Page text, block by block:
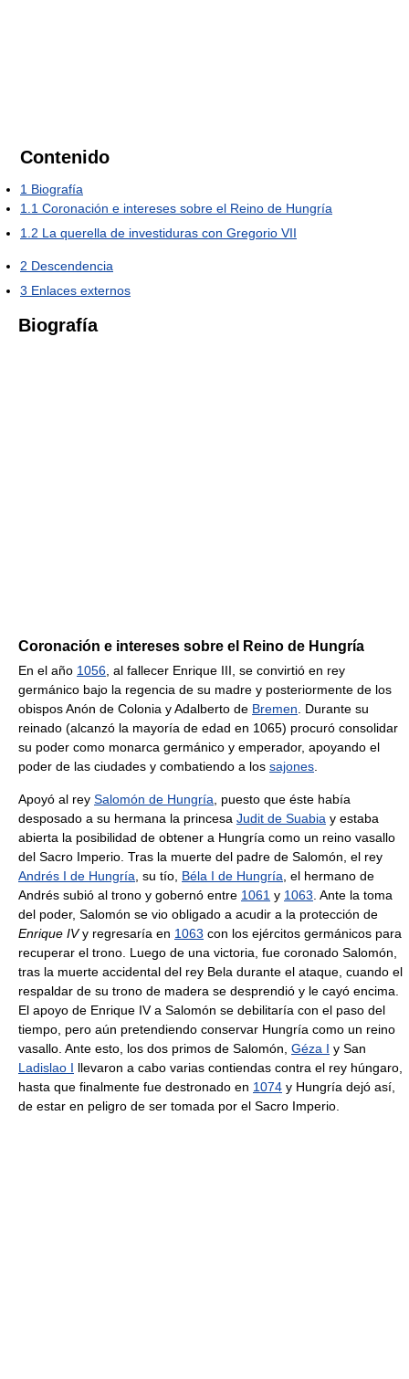
Contenido
1 Biografía
1.1 Coronación e intereses sobre el Reino de Hungría
1.2 La querella de investiduras con Gregorio VII
2 Descendencia
3 Enlaces externos
Biografía
Coronación e intereses sobre el Reino de Hungría
En el año 1056 , al fallecer Enrique III, se convirtió en rey
germánico bajo la regencia de su madre y posteriormente de los
obispos Anón de Colonia y Adalberto de Bremen . Durante su
reinado (alcanzó la mayoría de edad en 1065) procuró consolidar
su poder como monarca germánico y emperador, apoyando el
poder de las ciudades y combatiendo a los sajones
Apoyó al rey Salomón de Hungría , puesto que éste había
desposado a su hermana la princesa Judit de Suabia y estaba
abierta la posibilidad de obtener a Hungría como un reino vasallo
del Sacro Imperio. Tras la muerte del padre de Salomón, el rey
Andrés I de Hungría , su tío, Béla I de Hungría , el hermano de
Andrés subió al trono y gobernó entre 1061 y 1063 . Ante la toma
del poder, Salomón se vio obligado a acudir a la protección de
Enrique IVy regresaría en 1063 con los ejércitos germánicos para
recuperar el trono. Luego de una victoria, fue coronado Salomón,
tras la muerte accidental del rey Bela durante el ataque, cuando el
respaldar de su trono de madera se desprendió y le cayó encima.
El apoyo de Enrique IV a Salomón se debilitaría con el paso del
tiempo, pero aún pretendiendo conservar Hungría como un reino
vasallo. Ante esto, los dos primos de Salomón, Géza I y San
Ladislao I llevaron a cabo varias contiendas contra el rey húngaro,
hasta que finalmente fue destronado en 1074 y Hungría dejó así,
de estar en peligro de ser tomada por el Sacro Imperio.